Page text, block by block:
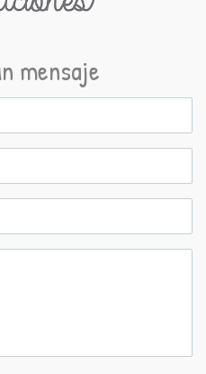
mensaje